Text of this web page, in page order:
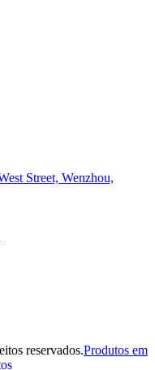
Street, Wenzhou,
reservados.Produtos em